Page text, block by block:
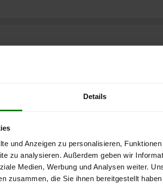
Details
und Anzeigen zu personalisieren,
zu analysieren. Außerdem geben wir
Medien, Werbung und Analysen weiter.
zusammen, die Sie ihnen bereitgestellt